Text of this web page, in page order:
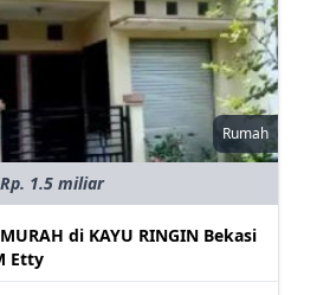
Rumah
Rp. 1.5 miliar
di KAYU RINGIN Bekasi
Etty